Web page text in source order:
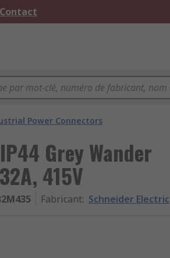
Power Connectors
Grey Wander
415V
Fabricant: Schneider Electric